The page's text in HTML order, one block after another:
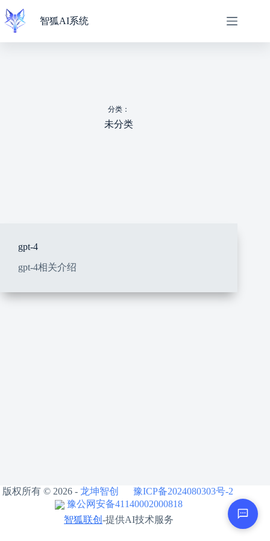
过
容
智狐AI系统
分类：
未分类
gpt-4
gpt-4相关介绍
版权所有 © 2026 - 龙坤智创
豫ICP备2024080303号-2
豫公网安备41140002000818
智狐联创-提供AI技术服务